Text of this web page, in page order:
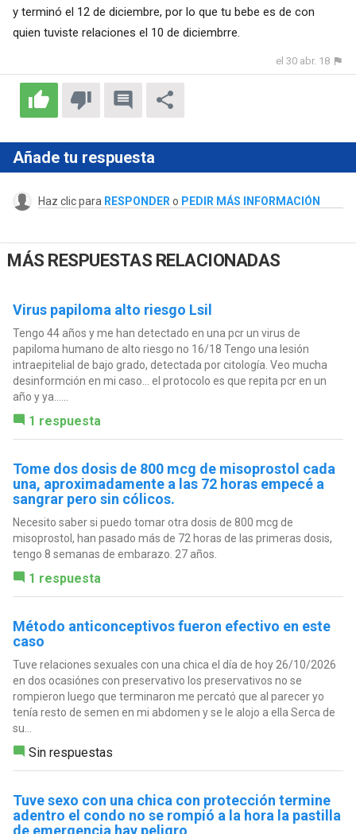
y terminó el 12 de diciembre, por lo que tu bebe es de con
quien tuviste relaciones el 10 de diciembrre.
el 30 abr. 18
Añade tu respuesta
Haz clic para RESPONDER o PEDIR MÁS INFORMACIÓN
MÁS RESPUESTAS RELACIONADAS
Virus papiloma alto riesgo Lsil
Tengo 44 años y me han detectado en una pcr un virus de
papiloma humano de alto riesgo no 16/18 Tengo una lesión
intraepitelial de bajo grado, detectada por citología. Veo mucha
desinformción en mi caso… el protocolo es que repita pcr en un
año y ya…...
1 respuesta
Tome dos dosis de 800 mcg de misoprostol cada
una, aproximadamente a las 72 horas empecé a
sangrar pero sin cólicos.
Necesito saber si puedo tomar otra dosis de 800 mcg de
misoprostol, han pasado más de 72 horas de las primeras dosis,
tengo 8 semanas de embarazo. 27 años.
1 respuesta
Método anticonceptivos fueron efectivo en este
caso
Tuve relaciones sexuales con una chica el día de hoy 26/10/2026
en dos ocasiónes con preservativo los preservativos no se
rompieron luego que terminaron me percató que al parecer yo
tenía resto de semen en mi abdomen y se le alojo a ella Serca de
su...
Sin respuestas
Tuve sexo con una chica con protección termine
adentro el condo no se rompió a la hora la pastilla